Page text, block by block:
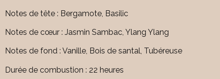
Notes de tête : Bergamote, Basilic
Notes de cœur : Jasmin Sambac, Ylang Ylang
Notes de fond : Vanille, Bois de santal, Tubéreuse
Durée de combustion : 22 heures